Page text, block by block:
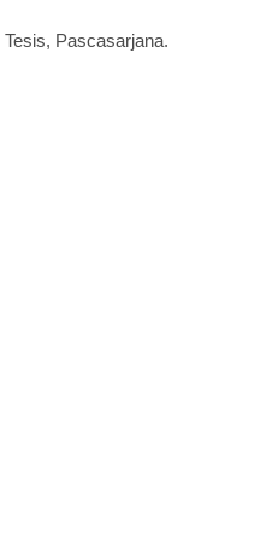
Tesis, Pascasarjana.